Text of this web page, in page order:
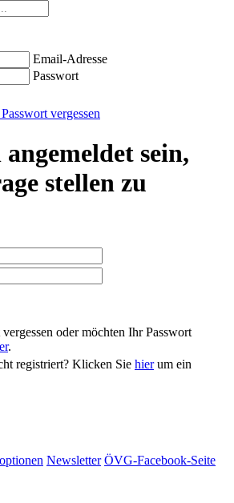
Email-Adresse
Passwort
Passwort vergessen
angemeldet sein,
stellen zu
oder möchten Ihr Passwort
.
registriert? Klicken Sie hierum ein
Newsletter ÖVG-Facebook-Seite